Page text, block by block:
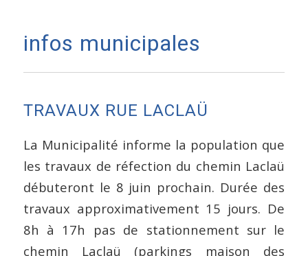
infos municipales
TRAVAUX RUE LACLAÜ
La Municipalité informe la population que
les travaux de réfection du chemin Laclaü
débuteront le 8 juin prochain. Durée des
travaux approximativement 15 jours. De
8h à 17h pas de stationnement sur le
chemin Laclaü (parkings maison des